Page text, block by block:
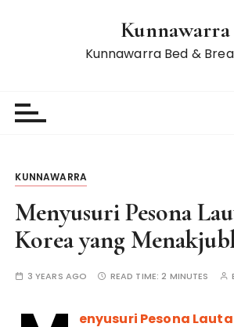
Kunnawarra
Kunnawarra Bed &
KUNNAWARRA
Menyusuri Pesona
Korea yang
3 YEARS AGO READ TIME:2 MINUTES
enyusuri Pesona